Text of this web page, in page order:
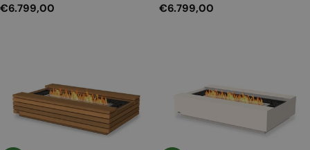
Normale
€6.799,00
Normale
€6.799,00